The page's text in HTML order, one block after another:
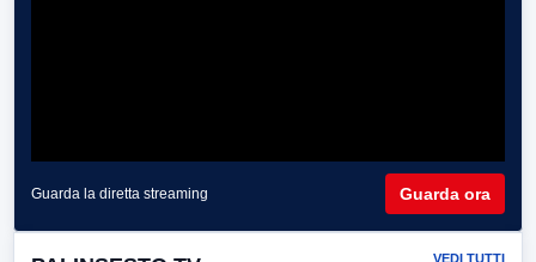
Guarda la diretta streaming Guarda ora
VEDI TUTTI